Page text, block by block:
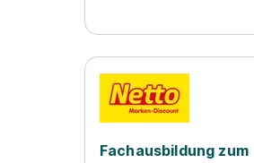
Fachausbildung zum